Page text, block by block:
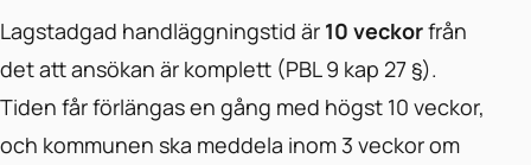
Lagstadgad handläggningstid är 10 veckorfrån
det att ansökan är komplett (PBL 9 kap 27 §).
Tiden får förlängas en gång med högst 10 veckor,
och kommunen ska meddela inom 3 veckor om